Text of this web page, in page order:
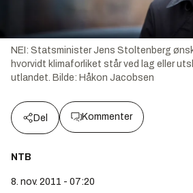
NEI: Statsminister Jens Stoltenberg
hvorvidt klimaforliket står ved lag eller
utlandet. Bilde: Håkon Jacobsen
Del Kommenter
NTB
8. nov. 2011 - 07:20